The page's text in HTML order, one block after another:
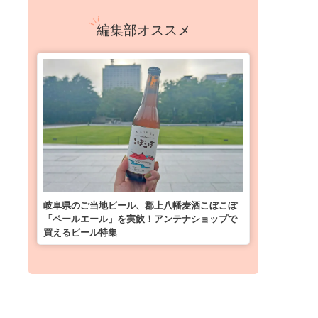
編集部オススメ
岐阜県のご当地ビール、郡上八幡麦酒こぼこぼ
「ペールエール」を実飲！アンテナショップで
買えるビール特集